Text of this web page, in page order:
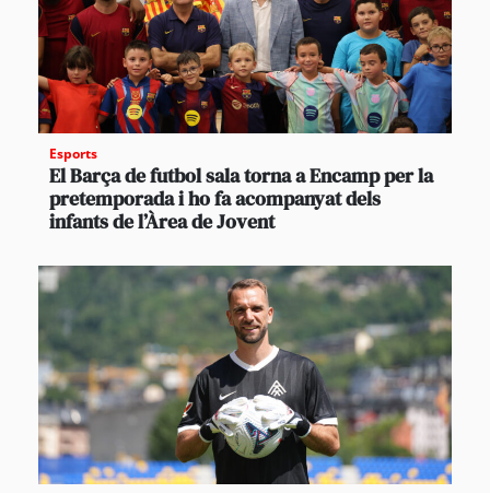
Esports
El Barça de futbol sala torna a Encamp per la
pretemporada i ho fa acompanyat dels
infants de l’Àrea de Jovent